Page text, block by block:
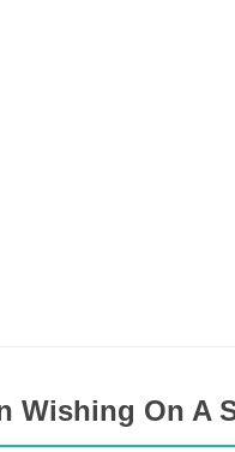
Wishing On A